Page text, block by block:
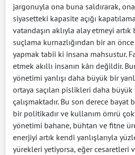
jargonuyla ona buna saldırarak,
siyasetteki kapasite açığı
vatandaşın aklıyla alay etmeyi artık
suçlama kurnazlığından bir an
yapmak tabii ki insana mahsustur.
etmek akıllı insanın kârı değildir.
yönetimi yanlışı daha büyük bir
ortaya saçılan pislikleri daha
çalışmaktadır. Bu son derece bayat
bir politikadır ve kullanım ömrü
yönetimi bahane, bühtan ve fitne
enerjiyi artık kendi yanlışlarıyla
yürekleri yetiyorsa, eğer cesaretleri